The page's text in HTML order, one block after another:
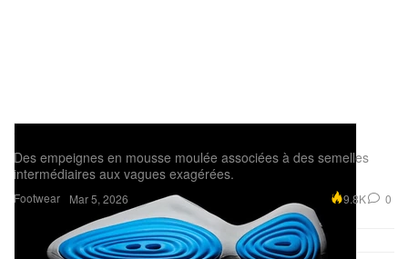
Footwear
Des empeignes en mousse moulée associées à des semelles
intermédiaires aux vagues exagérées.
Mar 5, 2026 9.8K 0